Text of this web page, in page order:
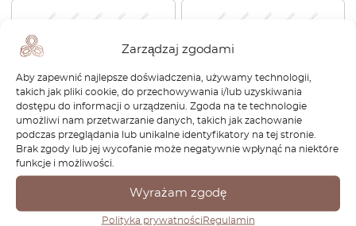
Zarządzaj zgodami
Aby zapewnić najlepsze doświadczenia, używamy technologii,
takich jak pliki cookie, do przechowywania i/lub uzyskiwania
dostępu do informacji o urządzeniu. Zgoda na te technologie
umożliwi nam przetwarzanie danych, takich jak zachowanie
podczas przeglądania lub unikalne identyfikatory na tej stronie.
Brak zgody lub jej wycofanie może negatywnie wpłynąć na niektóre
funkcje i możliwości.
Wyrażam zgodę
Polityka prywatnościRegulamin
Zestaw naprawczy
szyberdachu BMW E39 / E53
/ E83 Zestaw 6 54128202280
Korek chłodnicy BMW E30 /
17111742231 / 17111712492 /
17111712699 / 17119071581
115,92